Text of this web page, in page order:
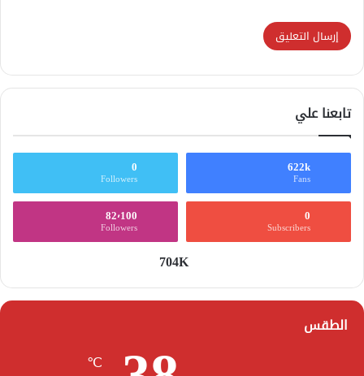
تابعنا علي
622k
Fans
0
Followers
0
Subscribers
82٬100
Followers
704K
الطقس
℃